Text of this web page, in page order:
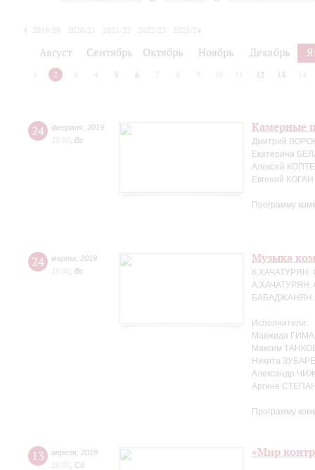
2019/20 2020/21 2021/22 2022/23
2023/24
Август Сентябрь Октябрь Ноябрь Декабрь
2 3 4 5 6 7 8 9 10 12 13 14
24 февраля 2019
15:00 Вс
Камерные
Дмитрий
Екатерина
Алексей
Евгений
Программу
24 марта
2019
15:00 Вс
Музыка
К.ХАЧАТУРЯН.
А.ХАЧАТУРЯН.
БАБАДЖАНЯН.
Исполнители:
Мавжида
Максим
Никита
Александр
Аргине
Программу
13 апреля 2019
16:00 Сб
«Мир